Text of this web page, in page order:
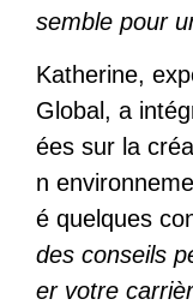
semble pour
Katherine,
Global, a
ées sur la
n
é quelques
des conseils
er votre